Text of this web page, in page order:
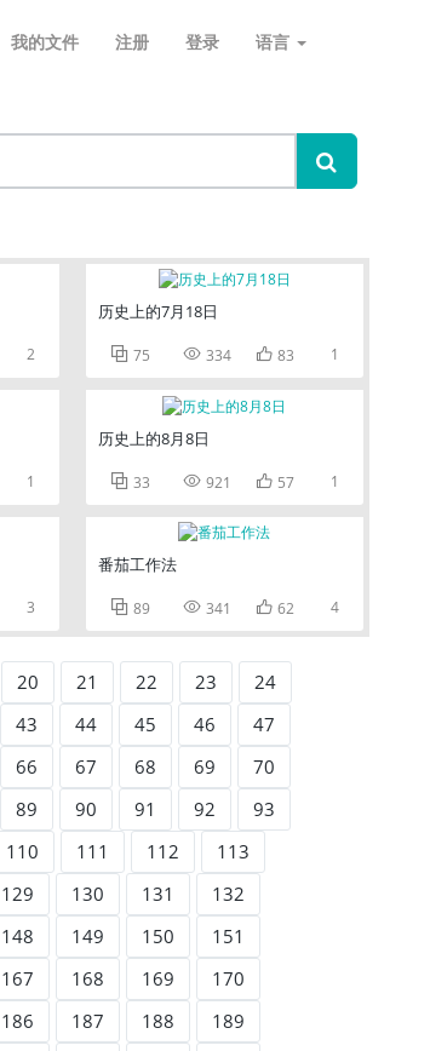
我的文件 注册 登录 语言
2
1
3
历史上的7月18日
 75  334  83 1
历史上的8月8日
 33  921  57 1
番茄工作法
 89  341  62 4
20 21 22 23
24
43 44 45 46
47
66 67 68 69
70
89 90 91 92
93
110 111 112
113
129 130 131
132
148 149 150
151
167 168 169
170
186 187 188
189